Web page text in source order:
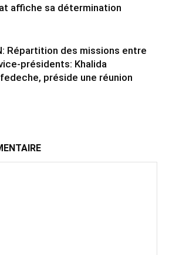
affiche sa détermination
Répartition des missions entre
présidents: Khalida
préside une réunion